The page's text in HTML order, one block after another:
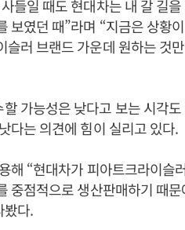
들일 때도 현대차는 내 갈 길
보였던 때”라며 “지금은 상황
러 브랜드 가운데 원하는 것
가능성은 낮다고 보는 시각
다는 의견에 힘이 실리고 있다.
해 “현대차가 피아트크라이슬
중점적으로 생산판매하기 때
봤다.